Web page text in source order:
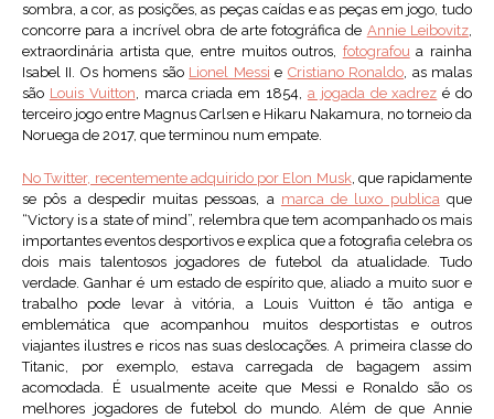
sombra, a cor, as posições, as peças caídas e as peças em jogo, tudo
concorre para a incrível obra de arte fotográfica de Annie Leibovitz,
extraordinária artista que, entre muitos outros, fotografoua rainha
Isabel II. Os homens são Lionel Messi e Cristiano Ronaldo, as malas
são Louis Vuitton, marca criada em 1854, a jogada de xadrez é do
terceiro jogo entre Magnus Carlsen e Hikaru Nakamura, no torneio da
Noruega de 2017, que terminou num empate.
No Twitter, recentemente adquirido por Elon Musk, que rapidamente
se pôs a despedir muitas pessoas, a marca de luxo publicaque
“Victory is a state of mind”, relembra que tem acompanhado os mais
importantes eventos desportivos e explica que a fotografia celebra os
dois mais talentosos jogadores de futebol da atualidade. Tudo
verdade. Ganhar é um estado de espírito que, aliado a muito suor e
trabalho pode levar à vitória, a Louis Vuitton é tão antiga e
emblemática que acompanhou muitos desportistas e outros
viajantes ilustres e ricos nas suas deslocações. A primeira classe do
Titanic, por exemplo, estava carregada de bagagem assim
acomodada. É usualmente aceite que Messi e Ronaldo são os
melhores jogadores de futebol do mundo. Além de que Annie